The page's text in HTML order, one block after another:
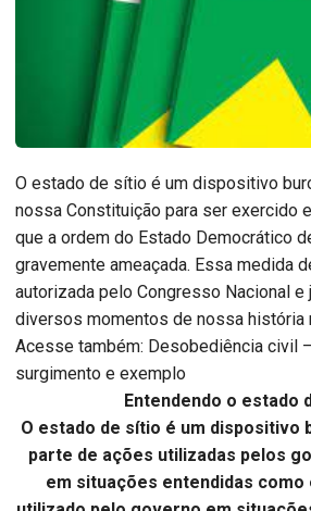
O estado de sítio é um dispositivo
nossa Constituição para ser exercido
que a ordem do Estado Democrático
gravemente ameaçada. Essa medida
autorizada pelo Congresso Nacional
diversos momentos de nossa história
Acesse também: Desobediência civil
surgimento e exemplo
Entendendo o estado
O estado de sítio é um dispositivo
parte de ações utilizadas pelos
em situações entendidas como